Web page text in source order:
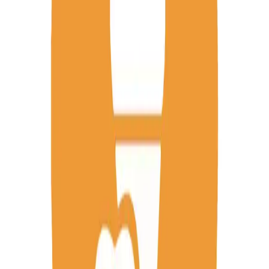
GUSTI GELATI A BASE DI LATTE